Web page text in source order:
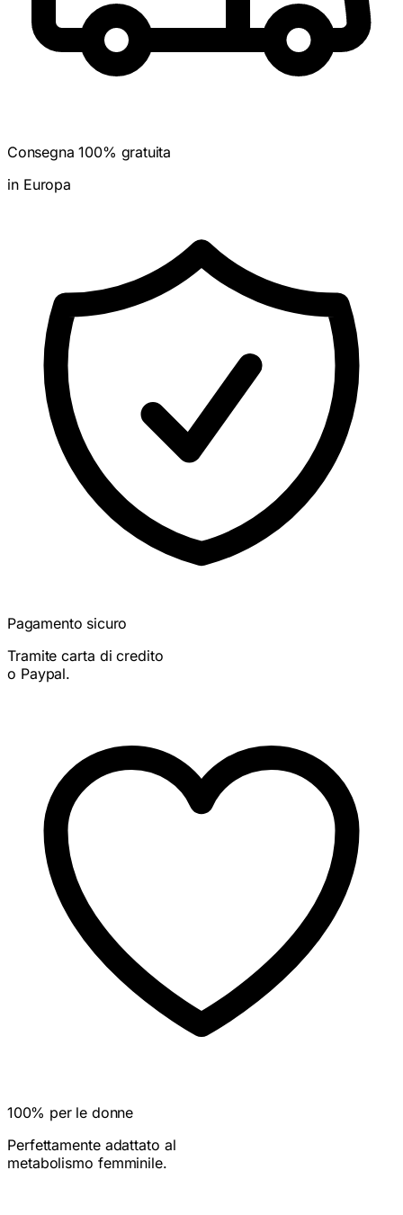
Consegna 100% gratuita
in Europa
Pagamento sicuro
Tramite carta di credito
o Paypal.
100% per le donne
Perfettamente adattato al
metabolismo femminile.